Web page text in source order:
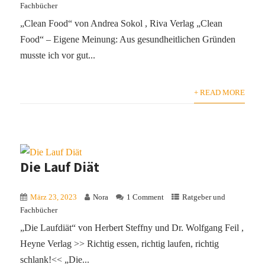
Fachbücher
„Clean Food“ von Andrea Sokol , Riva Verlag „Clean
Food“ – Eigene Meinung: Aus gesundheitlichen Gründen
musste ich vor gut...
+ READ MORE
Die Lauf Diät
März 23, 2023 Nora 1 Comment
Ratgeber und
Fachbücher
„Die Laufdiät“ von Herbert Steffny und Dr. Wolfgang Feil ,
Heyne Verlag >> Richtig essen, richtig laufen, richtig
schlank!<< „Die...